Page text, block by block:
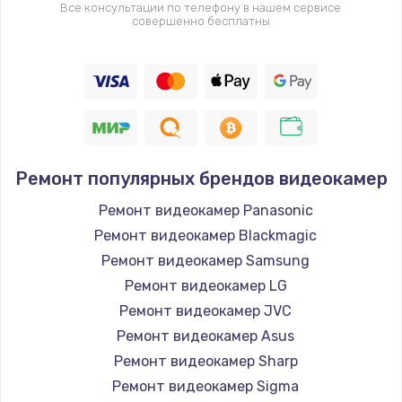
Все консультации по телефону в нашем сервисе
совершенно бесплатны
Ремонт популярных брендов видеокамер
Ремонт видеокамер Panasonic
Ремонт видеокамер Blackmagic
Ремонт видеокамер Samsung
Ремонт видеокамер LG
Ремонт видеокамер JVC
Ремонт видеокамер Asus
Ремонт видеокамер Sharp
Ремонт видеокамер Sigma